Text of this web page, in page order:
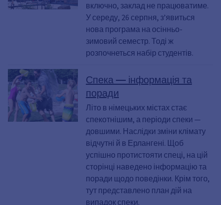
включно, заклад не працюватиме.
У середу, 26 серпня, з’явиться
нова програма на осінньо-
зимовий семестр. Тоді ж
розпочнеться набір студентів.
Спека — інформація та
поради
Літо в німецьких містах стає
спекотнішим, а періоди спеки —
довшими. Наслідки зміни клімату
відчутні й в Ерлангені. Щоб
успішно протистояти спеці, на цій
сторінці наведено інформацію та
поради щодо поведінки. Крім того,
тут представлено план дій на
випадок спеки.